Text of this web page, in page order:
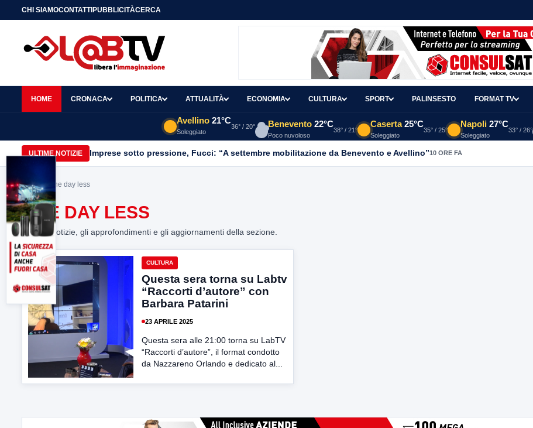
CHI SIAMOCONTATTIPUBBLICITÀCERCA
HOME CRONACA POLITICA ATTUALITÀ ECONOMIA CULTURA SPORT PALINSESTO FORMAT TV
Avellino 21°C
Soleggiato
36° / 20° Benevento 22°C
Poco nuvoloso
38° / 21°
Caserta 25°C
Soleggiato
35° / 25°
Napoli 27°C
Soleggiato
33° / 26°
ULTIME NOTIZIE Imprese sotto pressione, Fucci: “A settembre mobilitazione da Benevento e Avellino”10 ORE FA
Home> One day less
ONE DAY LESS
Tutte le notizie, gli approfondimenti e gli aggiornamenti della sezione.
CULTURA
Questa sera torna su Labtv
“Raccorti d’autore” con
Barbara Patarini
23 APRILE 2025
Questa sera alle 21:00 torna su LabTV
“Raccorti d’autore”, il format condotto
da Nazzareno Orlando e dedicato al...